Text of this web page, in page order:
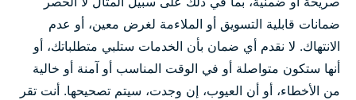
ضمانات قابلية التسويق أو الملاءمة لغرض معين، أو عدم
الانتهاك. لا نقدم أي ضمان بأن الخدمات ستلبي متطلباتك، أو
أنها ستكون متواصلة أو في الوقت المناسب أو آمنة أو خالية
من الأخطاء، أو أن العيوب، إن وجدت، سيتم تصحيحها. أنت تقر